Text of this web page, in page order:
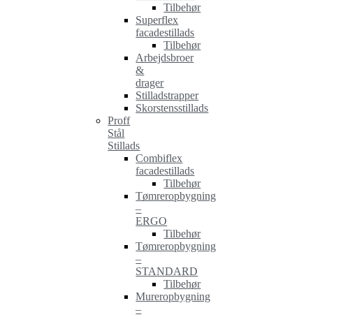
Tilbehør
Superflex
facadestillads
Tilbehør
Arbejdsbroer
&
drager
Stilladstrapper
Skorstensstillads
Proff
Stål
Stillads
Combiflex
facadestillads
Tilbehør
Tømreropbygning
–
ERGO
Tilbehør
Tømreropbygning
–
STANDARD
Tilbehør
Mureropbygning
–